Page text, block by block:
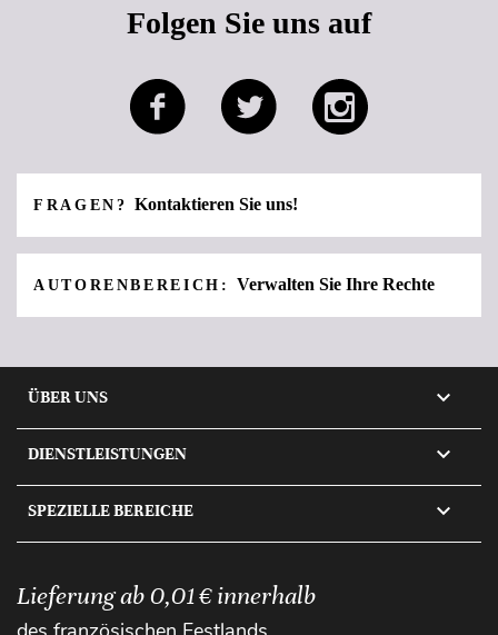
Folgen Sie uns auf
FRAGEN?Kontaktieren Sie uns!
AUTORENBEREICH:Verwalten Sie Ihre Rechte
ÜBER UNS 
DIENSTLEISTUNGEN 
SPEZIELLE BEREICHE 
Lieferung ab 0,01 € innerhalb